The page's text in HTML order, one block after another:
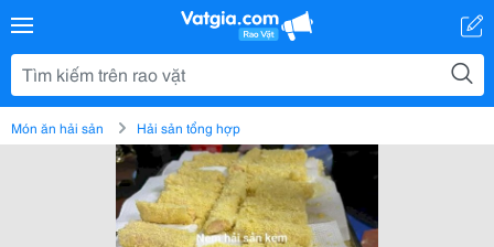
Món ăn hải sản Hải sản tổng hợp